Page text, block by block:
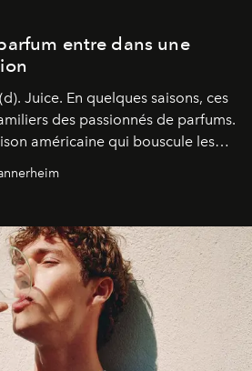
entre dans une
Juice. En quelques saisons, ces
des passionnés de parfums.
américaine qui bouscule les
que personnelle :